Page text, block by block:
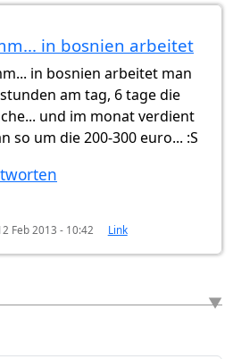
in bosnien arbeitet
in bosnien arbeitet man
am tag, 6 tage die
und im monat verdient
so um die 200-300 euro... :S
Feb 2013 - 10:42 Link